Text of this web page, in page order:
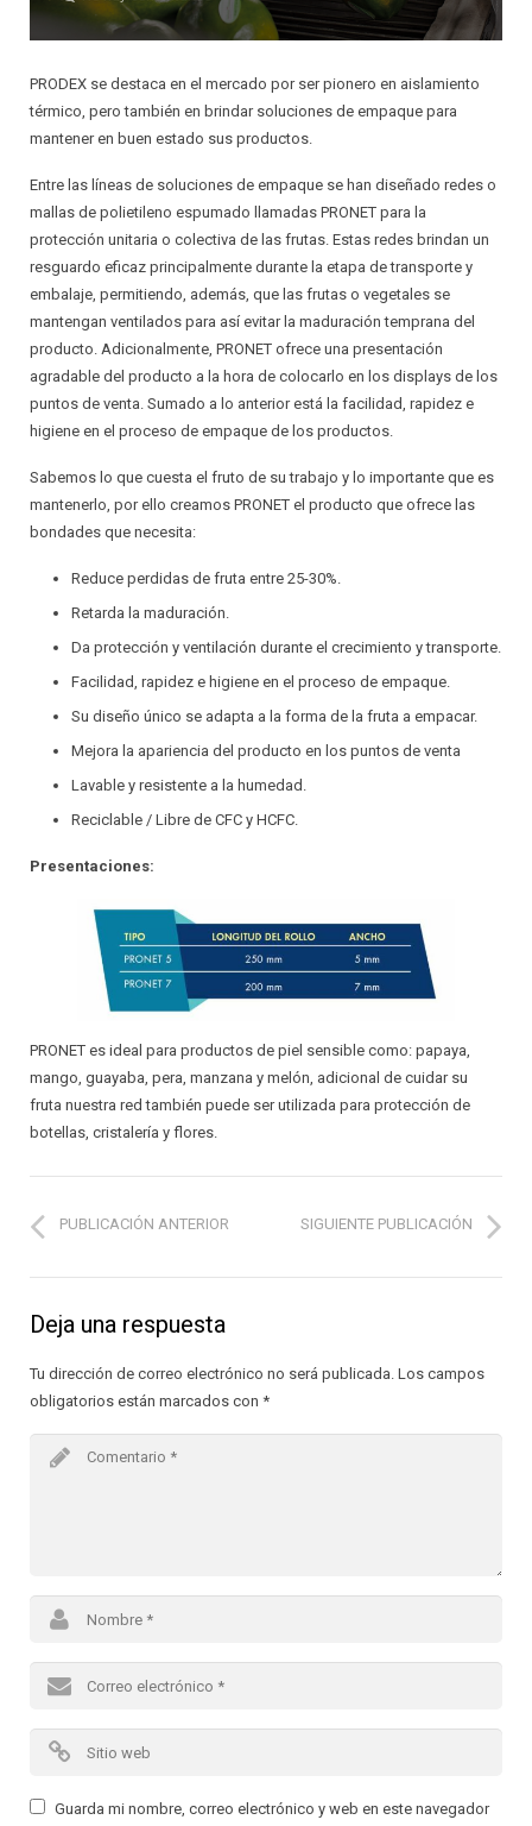
AISLANTES QUE DECORAN
CIELOS SUSPENDIDOS
PAREDES LIVIANAS
SOLUCIONES ACÚSTICAS
PROTECCIÓN PARA PISOS LAMINADOS
PROTECCIÓN PARA ALFOMBRAS
SISTEMAS DE AIRE ACONDICIONADO
JUNTAS DE EXPANSIÓN
PRINCIPALES VENTAJAS ESTRATÉGICAS
RELACIONES COMERCIALES JUSTAS
GARANTÍA
CALIDAD
PROTECCIÓN AL CONSUMIDOR
SATISFACCIÓN AL CLIENTE
RESPALDO TÉCNICO
DISEÑO DE ESTRATEGIAS
INSTALADOR
PRODEX se destaca en el mercado por ser pionero en aislamiento
térmico, pero también en brindar soluciones de empaque para
mantener en buen estado sus productos.
Entre las líneas de soluciones de empaque se han diseñado redes o
mallas de polietileno espumado llamadas PRONET para la
protección unitaria o colectiva de las frutas. Estas redes brindan un
resguardo eficaz principalmente durante la etapa de transporte y
embalaje, permitiendo, además, que las frutas o vegetales se
mantengan ventilados para así evitar la maduración temprana del
producto. Adicionalmente, PRONET ofrece una presentación
agradable del producto a la hora de colocarlo en los displays de los
puntos de venta. Sumado a lo anterior está la facilidad, rapidez e
higiene en el proceso de empaque de los productos.
Sabemos lo que cuesta el fruto de su trabajo y lo importante que es
mantenerlo, por ello creamos PRONET el producto que ofrece las
bondades que necesita:
Reduce perdidas de fruta entre 25-30%.
Retarda la maduración.
Da protección y ventilación durante el crecimiento y transporte.
Facilidad, rapidez e higiene en el proceso de empaque.
Su diseño único se adapta a la forma de la fruta a empacar.
Mejora la apariencia del producto en los puntos de venta
Lavable y resistente a la humedad.
Reciclable / Libre de CFC y HCFC.
Presentaciones:
PRONET es ideal para productos de piel sensible como: papaya,
mango, guayaba, pera, manzana y melón, adicional de cuidar su
fruta nuestra red también puede ser utilizada para protección de
botellas, cristalería y flores.
PUBLICACIÓN ANTERIOR SIGUIENTE PUBLICACIÓN
Deja una respuesta
Tu dirección de correo electrónico no será publicada. Los campos
obligatorios están marcados con *
Guarda mi nombre, correo electrónico y web en este navegador